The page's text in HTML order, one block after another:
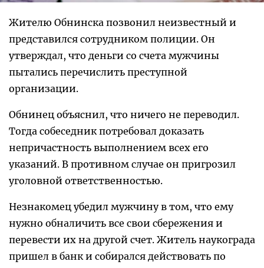
Жителю Обнинска позвонил неизвестный и
представился сотрудником полиции. Он
утверждал, что деньги со счета мужчины
пытались перечислить преступной
организации.
Обнинец объяснил, что ничего не переводил.
Тогда собеседник потребовал доказать
непричастность выполнением всех его
указаний. В противном случае он пригрозил
уголовной ответственностью.
Незнакомец убедил мужчину в том, что ему
нужно обналичить все свои сбережения и
перевести их на другой счет. Житель наукограда
пришел в банк и собирался действовать по